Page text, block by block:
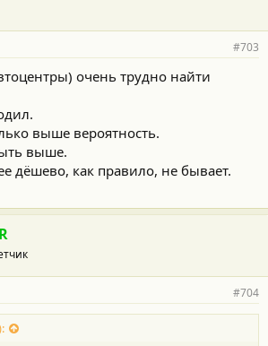
#703
очень трудно найти
выше вероятность.
выше.
дёшево, как правило, не бывает.
#704